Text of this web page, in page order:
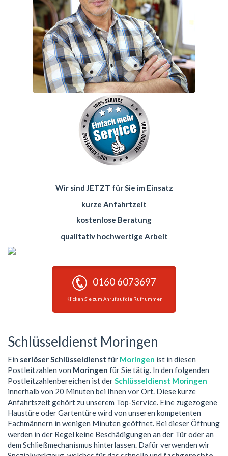
Wir sind JETZT für Sie im Einsatz
kurze Anfahrtzeit
kostenlose Beratung
qualitativ hochwertige Arbeit
0160 6073697
Klicken Sie zum Anruf auf die Rufnummer
Schlüsseldienst Moringen
Ein seriöser Schlüsseldienst für Moringen ist in diesen
Postleitzahlen von Moringen für Sie tätig. In den folgenden
Postleitzahlenbereichen ist derSchlüsseldienst Moringen
innerhalb von 20 Minuten bei Ihnen vor Ort. Diese kurze
Anfahrtszeit gehört zu unserem Top-Service. Eine zugezogene
Haustüre oder Gartentüre wird von unseren kompetenten
Fachmännern in wenigen Minuten geöffnet. Bei dieser Öffnung
werden in der Regel keine Beschädigungen an der Tür oder an
dem Schließmechanismus hinterlassen. Dafür verwenden wir